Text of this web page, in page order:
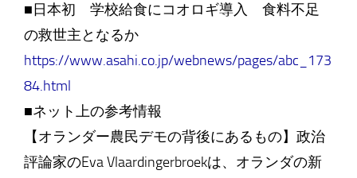
■日本初 学校給食にコオロギ導入 食料不足
の救世主となるか
https://www.asahi.co.jp/webnews/pages/abc_173
84.html
■ネット上の参考情報
【オランダー農民デモの背後にあるもの】政治
評論家のEva Vlaardingerbroekは、オランダの新